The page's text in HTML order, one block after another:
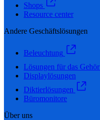
Shops
Resource center
Andere Geschäftslösungen
Beleuchtung
Lösungen für das Gehör
Displaylösungen
Diktierlösungen
Büromonitore
Über uns